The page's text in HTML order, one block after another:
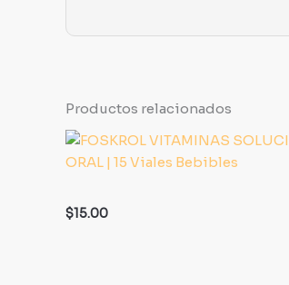
Productos relacionados
$15.00